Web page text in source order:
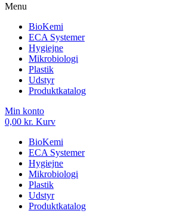
Menu
BioKemi
ECA Systemer
Hygiejne
Mikrobiologi
Plastik
Udstyr
Produktkatalog
Min konto
0,00 kr. Kurv
BioKemi
ECA Systemer
Hygiejne
Mikrobiologi
Plastik
Udstyr
Produktkatalog